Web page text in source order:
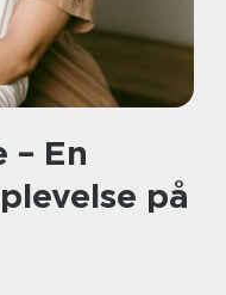
– En
på